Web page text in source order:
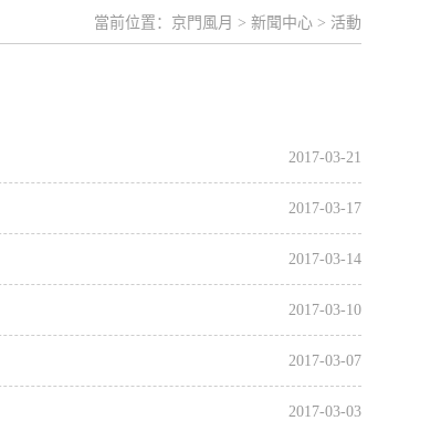
當前位置： 京門風月 > 新聞中心 > 活動
2017-03-21
2017-03-17
2017-03-14
2017-03-10
2017-03-07
2017-03-03